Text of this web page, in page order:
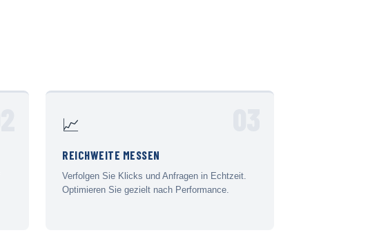
📈
REICHWEITE MESSEN
Verfolgen Sie Klicks und Anfragen in Echtzeit.
Optimieren Sie gezielt nach Performance.